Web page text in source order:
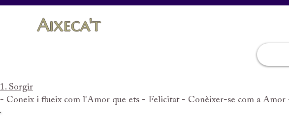
1. Sorgir
- Coneix i flueix com l'Amor que ets - Felicitat - Conèixer-se com a
Aixeca't